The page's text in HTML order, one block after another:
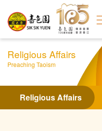
Religious Affairs
Preaching Taoism
Religious Affairs